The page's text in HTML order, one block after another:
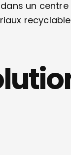
un centre